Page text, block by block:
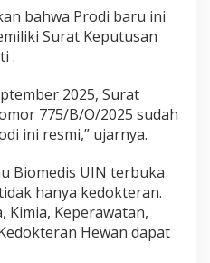
bahwa Prodi baru ini
Surat Keputusan
.
2025, Surat
775/B/O/2025 sudah
ini resmi,” ujarnya.
Biomedis UIN terbuka
hanya kedokteran.
Kimia, Keperawatan,
Hewan dapat